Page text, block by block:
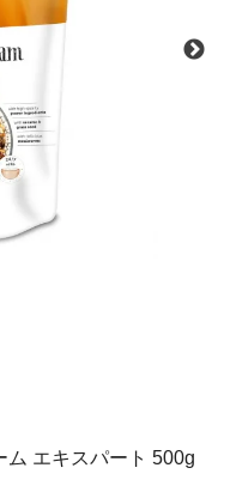
ム エキスパート 500g